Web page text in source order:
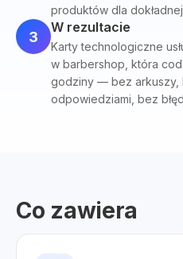
produktów dla
3
W rezultacie
Karty technologiczne
w barbershop, która
godziny — bez arkuszy,
odpowiedziami, bez
Co zawiera